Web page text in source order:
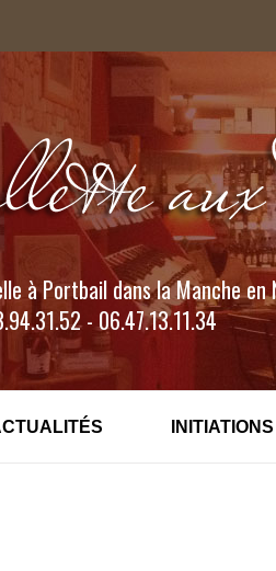
à Portbail dans la Manche en
- 06.47.13.11.34
INITIATIONS